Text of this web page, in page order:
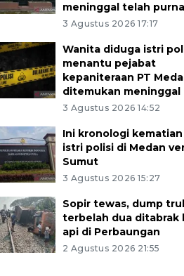
meninggal telah
3 Agustus 2026 17:17
Wanita diduga istri
menantu pejabat
kepaniteraan PT
ditemukan meninggal
3 Agustus 2026 14:52
Ini kronologi
istri polisi di Medan
Sumut
3 Agustus 2026 15:27
Sopir tewas, dump
terbelah dua ditabrak
api di Perbaungan
2 Agustus 2026 21:55